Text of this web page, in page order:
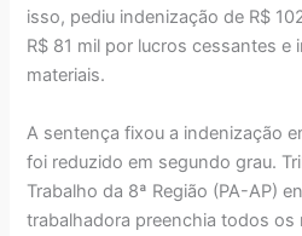
isso, pediu indenização de R$
R$ 81 mil por lucros cessantes e
materiais.
A sentença fixou a indenização
foi reduzido em segundo grau.
Trabalho da 8ª Região (PA-AP)
trabalhadora preenchia todos os